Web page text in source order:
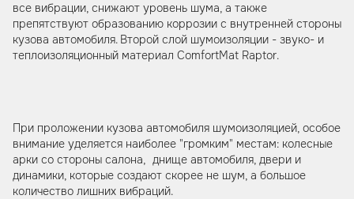
все вибрации, снижают уровень шума, а также
препятствуют образованию коррозии с внутренней стороны
кузова автомобиля. Второй слой шумоизоляции - звуко- и
теплоизоляционный материал ComfortMat Raptor.
При проложении кузова автомобиля шумоизоляцией, особое
внимание уделяется наиболее "громким" местам: колесные
арки со стороны салона, днище автомобиля, двери и
динамики, которые создают скорее не шум, а большое
количество лишних вибраций.